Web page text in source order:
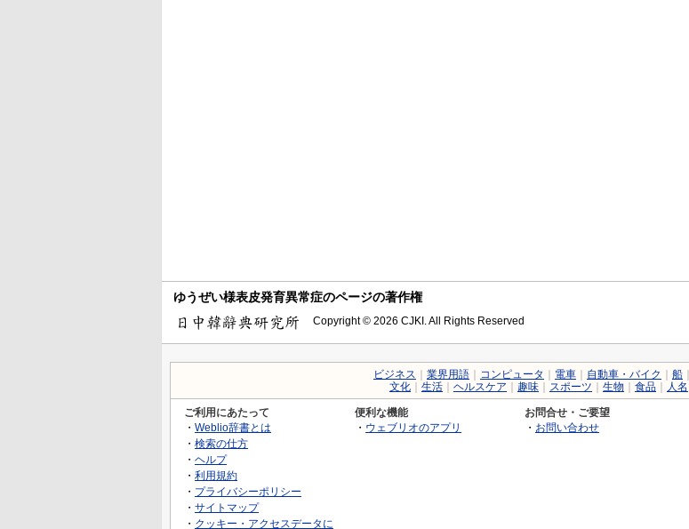
ゆうぜい様表皮発育異常症のページの著作権
Copyright © 2026 CJKI. All Rights Reserved
ビジネス 業界用語 コンピュータ 電車 自動車・バイク 船
文化
生活 ヘルスケア 趣味 スポーツ 生物 食品 人名
ご利用にあたって
・ Weblio辞書とは
・ 検索の仕方
・ ヘルプ
・ 利用規約
・ プライバシーポリシー
・ サイトマップ
・ クッキー・アクセスデータに
便利な機能
・ ウェブリオのアプリ
お問合せ・ご要望
・ お問い合わせ